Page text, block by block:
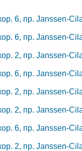
6, пр. Janssen-
6, пр. Janssen-
2, пр. Janssen-
6, пр. Janssen-
2, пр. Janssen-
2, пр. Janssen-
6, пр. Janssen-
2, пр. Janssen-